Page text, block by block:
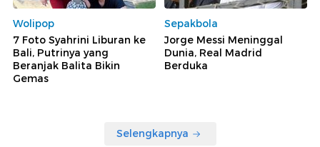
Wolipop
7 Foto Syahrini Liburan ke
Bali, Putrinya yang
Beranjak Balita Bikin
Gemas
Sepakbola
Jorge Messi Meninggal
Dunia, Real Madrid
Berduka
Selengkapnya